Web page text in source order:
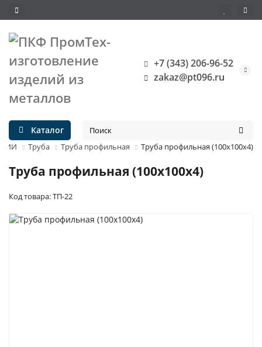
+7 (343) 206-96-52
zakaz@pt096.ru
Каталог
Труба Труба профильная Труба профильная (100х100х4)
Труба профильная (100х100х4)
Код товара: ТП-22